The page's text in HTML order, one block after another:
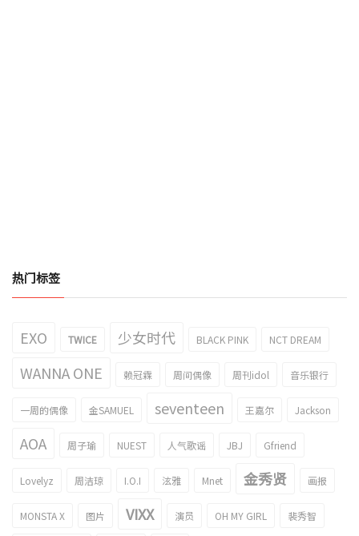
热门标签
EXO TWICE 少女时代 BLACK PINK NCT DREAM
WANNA ONE 赖冠霖 周间偶像 周刊idol 音乐银行
一周的偶像 金SAMUEL seventeen 王嘉尔 Jackson
AOA 周子瑜 NUEST 人气歌谣 JBJ Gfriend
Lovelyz 周洁琼 I.O.I 泫雅 Mnet 金秀贤 画报
MONSTA X 图片 VIXX 演员 OH MY GIRL 裴秀智